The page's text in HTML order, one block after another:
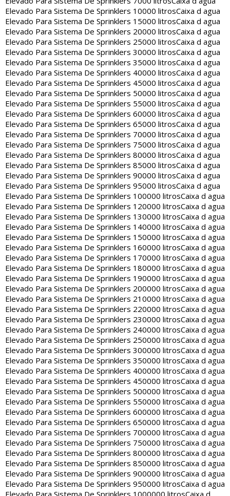
Elevado Para Sistema De Sprinklers 10000 litrosCaixa d agua
Elevado Para Sistema De Sprinklers 15000 litrosCaixa d agua
Elevado Para Sistema De Sprinklers 20000 litrosCaixa d agua
Elevado Para Sistema De Sprinklers 25000 litrosCaixa d agua
Elevado Para Sistema De Sprinklers 30000 litrosCaixa d agua
Elevado Para Sistema De Sprinklers 35000 litrosCaixa d agua
Elevado Para Sistema De Sprinklers 40000 litrosCaixa d agua
Elevado Para Sistema De Sprinklers 45000 litrosCaixa d agua
Elevado Para Sistema De Sprinklers 50000 litrosCaixa d agua
Elevado Para Sistema De Sprinklers 55000 litrosCaixa d agua
Elevado Para Sistema De Sprinklers 60000 litrosCaixa d agua
Elevado Para Sistema De Sprinklers 65000 litrosCaixa d agua
Elevado Para Sistema De Sprinklers 70000 litrosCaixa d agua
Elevado Para Sistema De Sprinklers 75000 litrosCaixa d agua
Elevado Para Sistema De Sprinklers 80000 litrosCaixa d agua
Elevado Para Sistema De Sprinklers 85000 litrosCaixa d agua
Elevado Para Sistema De Sprinklers 90000 litrosCaixa d agua
Elevado Para Sistema De Sprinklers 95000 litrosCaixa d agua
Elevado Para Sistema De Sprinklers 100000 litrosCaixa d agua
Elevado Para Sistema De Sprinklers 120000 litrosCaixa d agua
Elevado Para Sistema De Sprinklers 130000 litrosCaixa d agua
Elevado Para Sistema De Sprinklers 140000 litrosCaixa d agua
Elevado Para Sistema De Sprinklers 150000 litrosCaixa d agua
Elevado Para Sistema De Sprinklers 160000 litrosCaixa d agua
Elevado Para Sistema De Sprinklers 170000 litrosCaixa d agua
Elevado Para Sistema De Sprinklers 180000 litrosCaixa d agua
Elevado Para Sistema De Sprinklers 190000 litrosCaixa d agua
Elevado Para Sistema De Sprinklers 200000 litrosCaixa d agua
Elevado Para Sistema De Sprinklers 210000 litrosCaixa d agua
Elevado Para Sistema De Sprinklers 220000 litrosCaixa d agua
Elevado Para Sistema De Sprinklers 230000 litrosCaixa d agua
Elevado Para Sistema De Sprinklers 240000 litrosCaixa d agua
Elevado Para Sistema De Sprinklers 250000 litrosCaixa d agua
Elevado Para Sistema De Sprinklers 300000 litrosCaixa d agua
Elevado Para Sistema De Sprinklers 350000 litrosCaixa d agua
Elevado Para Sistema De Sprinklers 400000 litrosCaixa d agua
Elevado Para Sistema De Sprinklers 450000 litrosCaixa d agua
Elevado Para Sistema De Sprinklers 500000 litrosCaixa d agua
Elevado Para Sistema De Sprinklers 550000 litrosCaixa d agua
Elevado Para Sistema De Sprinklers 600000 litrosCaixa d agua
Elevado Para Sistema De Sprinklers 650000 litrosCaixa d agua
Elevado Para Sistema De Sprinklers 700000 litrosCaixa d agua
Elevado Para Sistema De Sprinklers 750000 litrosCaixa d agua
Elevado Para Sistema De Sprinklers 800000 litrosCaixa d agua
Elevado Para Sistema De Sprinklers 850000 litrosCaixa d agua
Elevado Para Sistema De Sprinklers 900000 litrosCaixa d agua
Elevado Para Sistema De Sprinklers 950000 litrosCaixa d agua